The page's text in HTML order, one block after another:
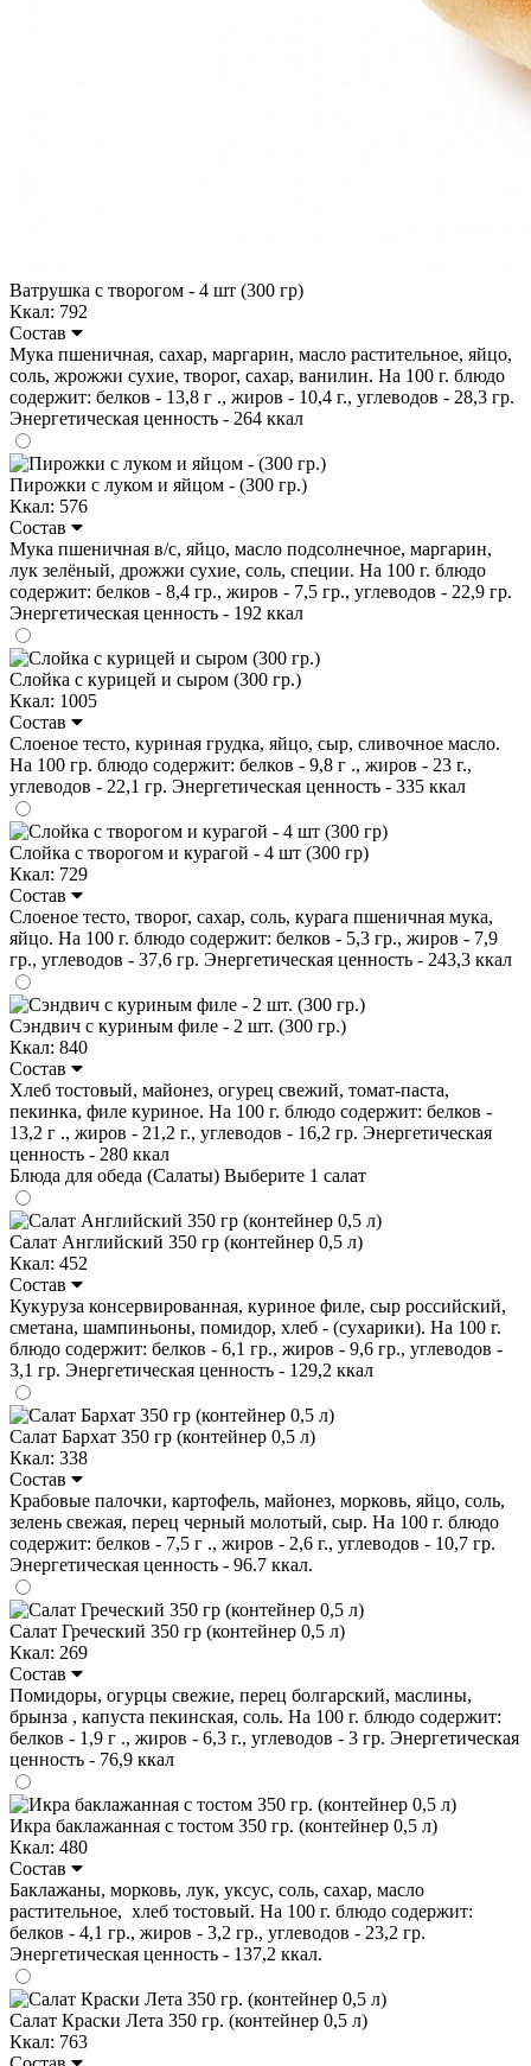
Ватрушка с творогом - 4 шт (300 гр)
Ккал: 792
Состав
Мука пшеничная, сахар, маргарин, масло растительное, яйцо,
соль, жрожжи сухие, творог, сахар, ванилин. На 100 г. блюдо
содержит: белков - 13,8 г ., жиров - 10,4 г., углеводов - 28,3 гр.
Энергетическая ценность - 264 ккал
Пирожки с луком и яйцом - (300 гр.)
Ккал: 576
Состав
Мука пшеничная в/с, яйцо, масло подсолнечное, маргарин,
лук зелёный, дрожжи сухие, соль, специи. На 100 г. блюдо
содержит: белков - 8,4 гр., жиров - 7,5 гр., углеводов - 22,9 гр.
Энергетическая ценность - 192 ккал
Слойка с курицей и сыром (300 гр.)
Ккал: 1005
Состав
Слоеное тесто, куриная грудка, яйцо, сыр, сливочное масло.
На 100 гр. блюдо содержит: белков - 9,8 г ., жиров - 23 г.,
углеводов - 22,1 гр. Энергетическая ценность - 335 ккал
Слойка с творогом и курагой - 4 шт (300 гр)
Ккал: 729
Состав
Слоеное тесто, творог, сахар, соль, курага пшеничная мука,
яйцо. На 100 г. блюдо содержит: белков - 5,3 гр., жиров - 7,9
гр., углеводов - 37,6 гр. Энергетическая ценность - 243,3 ккал
Сэндвич с куриным филе - 2 шт. (300 гр.)
Ккал: 840
Состав
Хлеб тостовый, майонез, огурец свежий, томат-паста,
пекинка, филе куриное. На 100 г. блюдо содержит: белков -
13,2 г ., жиров - 21,2 г., углеводов - 16,2 гр. Энергетическая
ценность - 280 ккал
Блюда для обеда (Салаты) Выберите 1 салат
Салат Английский 350 гр (контейнер 0,5 л)
Ккал: 452
Состав
Кукуруза консервированная, куриное филе, сыр российский,
сметана, шампиньоны, помидор, хлеб - (сухарики). На 100 г.
блюдо содержит: белков - 6,1 гр., жиров - 9,6 гр., углеводов -
3,1 гр. Энергетическая ценность - 129,2 ккал
Салат Бархат 350 гр (контейнер 0,5 л)
Ккал: 338
Состав
Крабовые палочки, картофель, майонез, морковь, яйцо, соль,
зелень свежая, перец черный молотый, сыр. На 100 г. блюдо
содержит: белков - 7,5 г ., жиров - 2,6 г., углеводов - 10,7 гр.
Энергетическая ценность - 96.7 ккал.
Салат Греческий 350 гр (контейнер 0,5 л)
Ккал: 269
Состав
Помидоры, огурцы свежие, перец болгарский, маслины,
брынза , капуста пекинская, соль. На 100 г. блюдо содержит:
белков - 1,9 г ., жиров - 6,3 г., углеводов - 3 гр. Энергетическая
ценность - 76,9 ккал
Икра баклажанная с тостом 350 гр. (контейнер 0,5 л)
Ккал: 480
Состав
Баклажаны, морковь, лук, уксус, соль, сахар, масло
растительное, хлеб тостовый. На 100 г. блюдо содержит:
белков - 4,1 гр., жиров - 3,2 гр., углеводов - 23,2 гр.
Энергетическая ценность - 137,2 ккал.
Салат Краски Лета 350 гр. (контейнер 0,5 л)
Ккал: 763